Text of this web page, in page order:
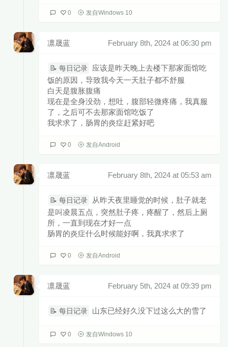
0 发自Windows 10
凛晟蓝 February 8th, 2024 at 06:30 pm
📝 每日记录
应该是昨天晚上去楼下那家面馆吃
饭的原因，导致我今天一天肚子都不舒服
白天是腹胀腹痛
现在是全身没劲，想吐，腹部轻微疼痛，我真服
了，之后可不去那家面馆吃饭了
我求求了，肠胃的炎症赶紧好吧
0 发自Android
凛晟蓝 February 8th, 2024 at 05:53 am
📝 每日记录
从昨天夜里睡觉的时候，肚子就老
是叫凌晨五点，突然肚子疼，疼醒了，然后上厕
所，一直到现在才好一点
肠胃的炎症什么时候能好啊，我真求求了
0 发自Android
凛晟蓝 February 5th, 2024 at 09:39 pm
📝 每日记录 山东已经好久没下过这么大的雪了
0 发自Windows 10